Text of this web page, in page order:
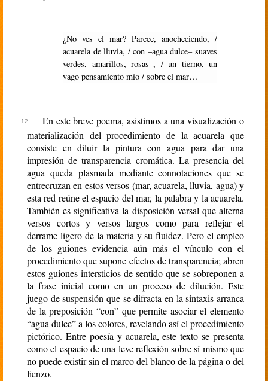
¿No ves el mar? Parece, anocheciendo, /
acuarela de lluvia, / con –agua dulce– suaves
verdes, amarillos, rosas–, / un tierno, un
vago pensamiento mío / sobre el mar…
En este breve poema, asistimos a una visualización o
materialización del procedimiento de la acuarela que
consiste en diluir la pintura con agua para dar una
impresión de transparencia cromática. La presencia del
agua queda plasmada mediante connotaciones que se
entrecruzan en estos versos (mar, acuarela, lluvia, agua) y
esta red reúne el espacio del mar, la palabra y la acuarela.
También es significativa la disposición versal que alterna
versos cortos y versos largos como para reflejar el
derrame ligero de la materia y su fluidez. Pero el empleo
de los guiones evidencia aún más el vínculo con el
procedimiento que supone efectos de transparencia; abren
estos guiones intersticios de sentido que se sobreponen a
la frase inicial como en un proceso de dilución. Este
juego de suspensión que se difracta en la sintaxis arranca
de la preposición “con” que permite asociar el elemento
“agua dulce” a los colores, revelando así el procedimiento
pictórico. Entre poesía y acuarela, este texto se presenta
como el espacio de una leve reflexión sobre sí mismo que
no puede existir sin el marco del blanco de la página o del
lienzo.